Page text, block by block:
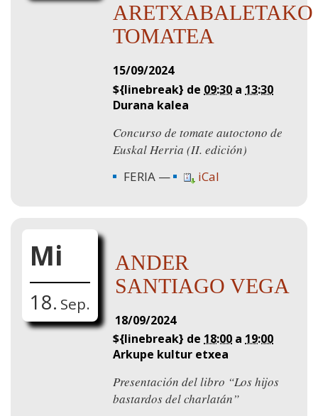
ARETXABALETAKO
TOMATEA
15/09/2024
${linebreak} de 09:30 a 13:30
Durana kalea
Concurso de tomate autoctono de
Euskal Herria (II. edición)
FERIA
iCal
Mi
18. Sep.
ANDER
SANTIAGO VEGA
18/09/2024
${linebreak} de 18:00 a 19:00
Arkupe kultur etxea
Presentación del libro “Los hijos
bastardos del charlatán”